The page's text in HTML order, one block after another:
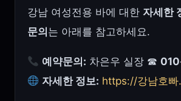
강남 여성전용 바에 대한 자세한
문의 는 아래를 참고하세요.
예약문의: 차은우 실장 ☎
자세한 정보: https://강남호